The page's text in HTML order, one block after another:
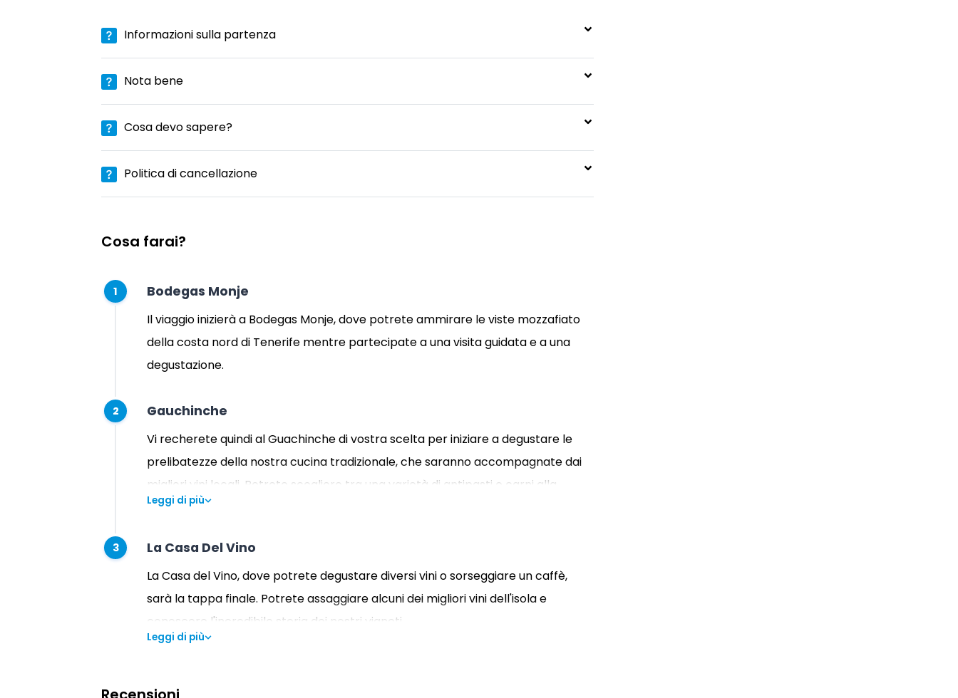
Informazioni sulla partenza
Nota bene
Cosa devo sapere?
Politica di cancellazione
Cosa farai?
1 Bodegas Monje
Il viaggio inizierà a Bodegas Monje, dove potrete ammirare le viste mozzafiato
della costa nord di Tenerife mentre partecipate a una visita guidata e a una
degustazione.
2 Gauchinche
Vi recherete quindi al Guachinche di vostra scelta per iniziare a degustare le
prelibatezze della nostra cucina tradizionale, che saranno accompagnate dai
migliori vini locali. Potrete scegliere tra una varietà di antipasti e carni alla
griglia.
Leggi di più
3 La Casa Del Vino
La Casa del Vino, dove potrete degustare diversi vini o sorseggiare un caffè,
sarà la tappa finale. Potrete assaggiare alcuni dei migliori vini dell'isola e
conoscere l'incredibile storia dei nostri vigneti.
Leggi di più